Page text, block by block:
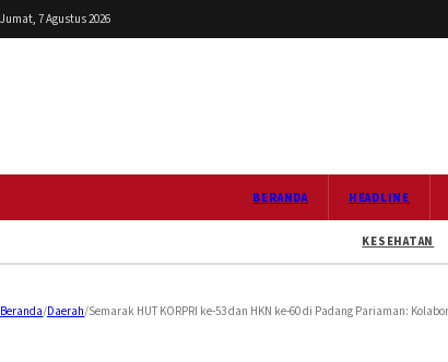
Jumat, 7 Agustus 2026
BERANDA HEADLINE
KESEHATAN
Beranda/Daerah/Semarak HUT KORPRI ke-53 dan HKN ke-60 di Padang Pariaman: